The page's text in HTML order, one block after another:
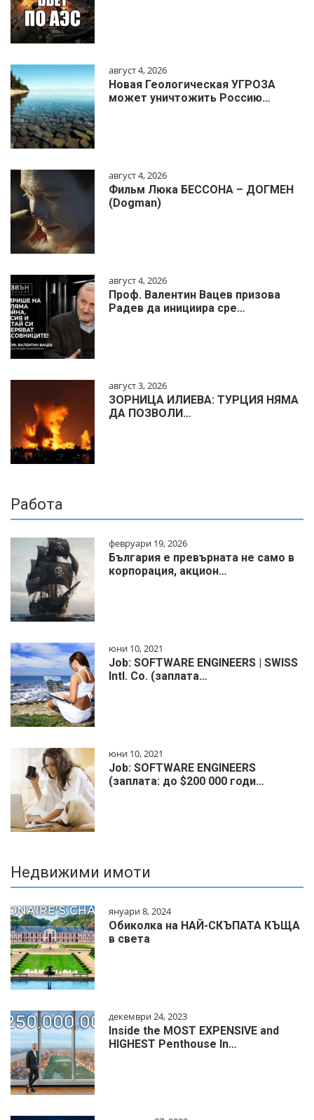
август 4, 2026
Новая Геологическая УГРОЗА
может уничтожить Россию…
август 4, 2026
Фильм Люка БЕССОНА – ДОГМЕН
(Dogman)
август 4, 2026
Проф. Валентин Вацев призова
Радев да инициира сре…
август 3, 2026
ЗОРНИЦА ИЛИЕВА: ТУРЦИЯ НЯМА
ДА ПОЗВОЛИ…
Работа
февруари 19, 2026
България е превърната не само в
корпорация, акцион…
юни 10, 2021
Job: SOFTWARE ENGINEERS | SWISS
Intl. Co. (заплата…
юни 10, 2021
Job: SOFTWARE ENGINEERS
(заплата: до $200 000 годи…
Недвижими имоти
януари 8, 2024
Обиколка на НАЙ-СКЪПАТА КЪЩА
в света
декември 24, 2023
Inside the MOST EXPENSIVE and
HIGHEST Penthouse In…